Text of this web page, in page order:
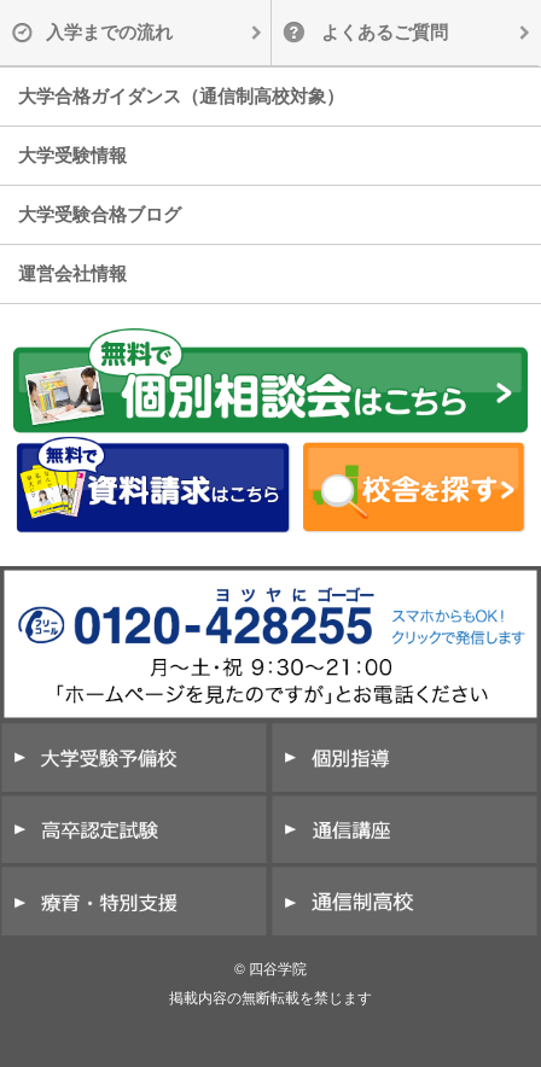
入学までの流れ よくあるご質問
大学合格ガイダンス（通信制高校対象）
大学受験情報
大学受験合格ブログ
運営会社情報
© 四谷学院
掲載内容の無断転載を禁じます